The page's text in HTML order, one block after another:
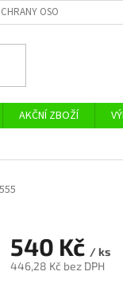
OSOBNÍCH ÚDAJŮ
AKČNÍ ZBOŽÍ
540 Kč / ks
446,28 Kč bez DPH